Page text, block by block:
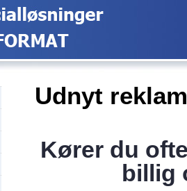
Udnyt
Kører du
billig